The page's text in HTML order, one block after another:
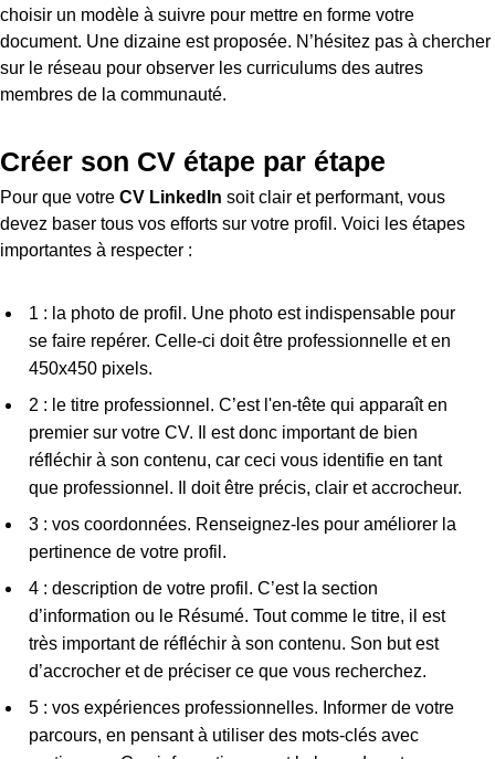
choisir un modèle à suivre pour mettre en forme votre
document. Une dizaine est proposée. N’hésitez pas à chercher
sur le réseau pour observer les curriculums des autres
membres de la communauté.
Créer son CV étape par étape
Pour que votre CV LinkedIn soit clair et performant, vous
devez baser tous vos efforts sur votre profil. Voici les étapes
importantes à respecter :
1 : la photo de profil. Une photo est indispensable pour
se faire repérer. Celle-ci doit être professionnelle et en
450x450 pixels.
2 : le titre professionnel. C’est l'en-tête qui apparaît en
premier sur votre CV. Il est donc important de bien
réfléchir à son contenu, car ceci vous identifie en tant
que professionnel. Il doit être précis, clair et accrocheur.
3 : vos coordonnées. Renseignez-les pour améliorer la
pertinence de votre profil.
4 : description de votre profil. C’est la section
d’information ou le Résumé. Tout comme le titre, il est
très important de réfléchir à son contenu. Son but est
d’accrocher et de préciser ce que vous recherchez.
5 : vos expériences professionnelles. Informer de votre
parcours, en pensant à utiliser des mots-clés avec